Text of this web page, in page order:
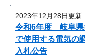
2023年12月28日更新
令和6年度 岐阜県
で使用する電気の
入札公告